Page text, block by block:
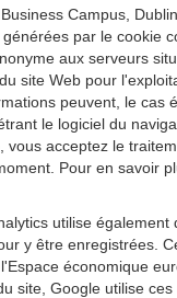
Campus,
par le cookie
aux serveurs
site Web pour
peuvent, le
le logiciel du
acceptez le
Pour en savoir
utilise
y être enregistrées.
économique
Google utilise